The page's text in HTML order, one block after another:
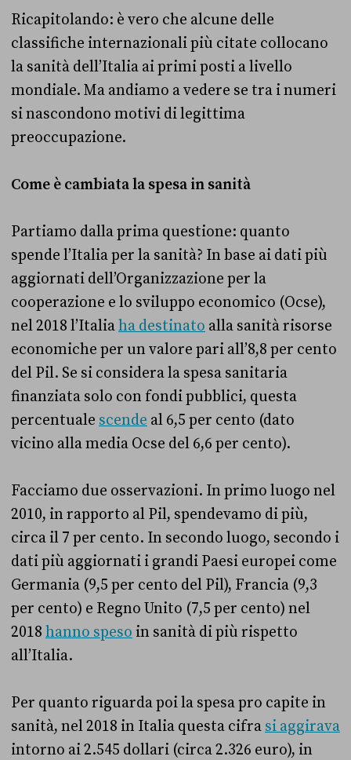
Ricapitolando: è vero che alcune delle
classifiche internazionali più citate collocano
la sanità dell’Italia ai primi posti a livello
mondiale. Ma andiamo a vedere se tra i numeri
si nascondono motivi di legittima
preoccupazione.
Come è cambiata la spesa in sanità
Partiamo dalla prima questione: quanto
spende l’Italia per la sanità? In base ai dati più
aggiornati dell’Organizzazione per la
cooperazione e lo sviluppo economico (Ocse),
nel 2018 l’Italiaha destinato alla sanità risorse
economiche per un valore pari all’8,8 per cento
del Pil. Se si considera la spesa sanitaria
finanziata solo con fondi pubblici, questa
percentuale scende al 6,5 per cento (dato
vicino alla media Ocse del 6,6 per cento).
Facciamo due osservazioni. In primo luogo nel
2010, in rapporto al Pil, spendevamo di più,
circa il 7 per cento. In secondo luogo, secondo i
dati più aggiornati i grandi Paesi europei come
Germania (9,5 per cento del Pil), Francia (9,3
per cento) e Regno Unito (7,5 per cento) nel
2018 hanno speso in sanità di più rispetto
all’Italia.
Per quanto riguarda poi la spesa pro capite in
sanità, nel 2018 in Italia questa cifra si aggirava
intorno ai 2.545 dollari (circa 2.326 euro), in